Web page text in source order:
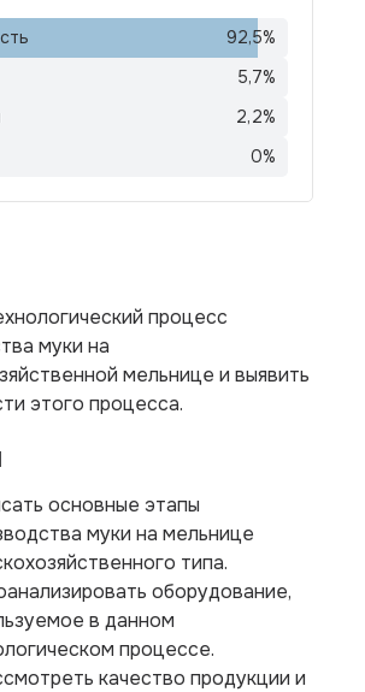
92,5%
5,7%
2,2%
0%
процесс
муки на
мельнице и выявить
этого процесса.
основные этапы
муки на мельнице
типа.
оборудование,
в данном
процессе.
качество продукции и